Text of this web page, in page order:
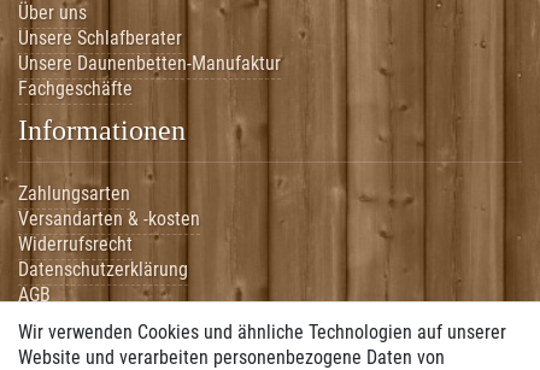
Wir verwenden Cookies und ähnliche Technologien auf unserer
Website und verarbeiten personenbezogene Daten von
Über uns
Unsere Schlafberater
Unsere Daunenbetten-Manufaktur
Fachgeschäfte
Informationen
Zahlungsarten
Versandarten & -kosten
Widerrufsrecht
Datenschutzerklärung
AGB
Impressum
Hilfe